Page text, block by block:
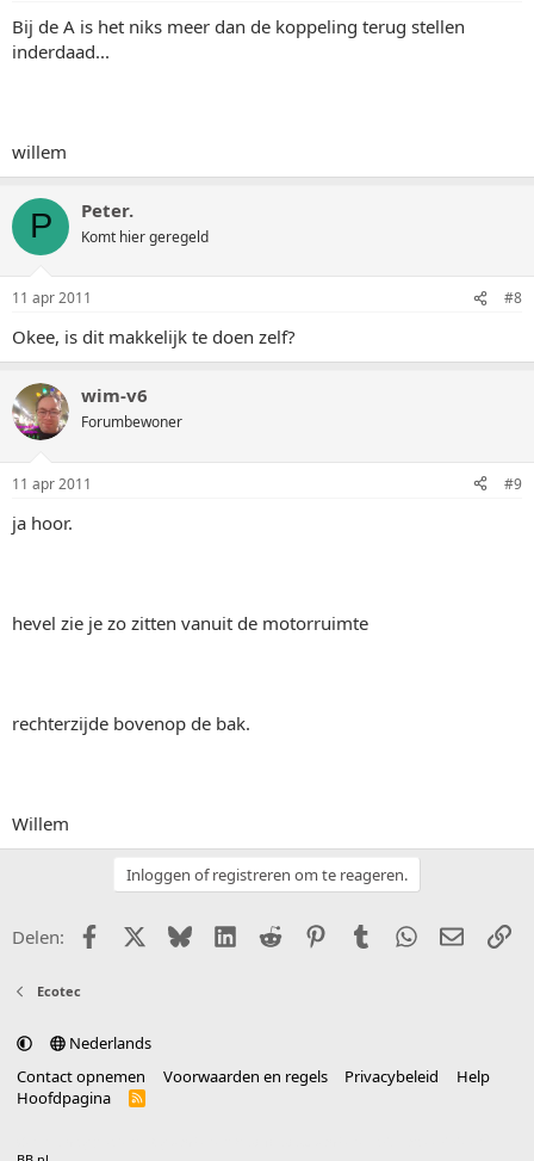
Bij de A is het niks meer dan de koppeling terug stellen
inderdaad...
willem
P Peter.
Komt hier geregeld
11 apr 2011 #8
Okee, is dit makkelijk te doen zelf?
wim-v6
Forumbewoner
11 apr 2011 #9
ja hoor.
hevel zie je zo zitten vanuit de motorruimte
rechterzijde bovenop de bak.
Willem
Inloggen of registreren om te reageren.
Delen: FacebookX (Twitter)
BlueskyLinkedIn
Reddit PinterestTumblr WhatsApp
E-mail
Ecotec
Nederlands
Contact opnemen
Voorwaarden en regels Privacybeleid
Help
Hoofdpagina
R